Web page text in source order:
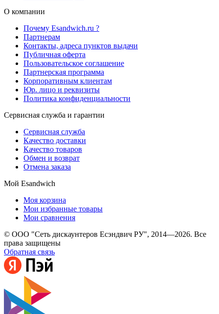
О компании
Почему Esandwich.ru ?
Партнерам
Контакты, адреса пунктов выдачи
Публичная оферта
Пользовательское соглашение
Партнерская программа
Корпоративным клиентам
Юр. лицо и реквизиты
Политика конфиденциальности
Сервисная служба и гарантии
Сервисная служба
Качество доставки
Качество товаров
Обмен и возврат
Отмена заказа
Мой Esandwich
Моя корзина
Мои избранные товары
Мои сравнения
© ООО "Сеть дискаунтеров Есэндвич РУ", 2014—2026. Все
права защищены
Обратная связь